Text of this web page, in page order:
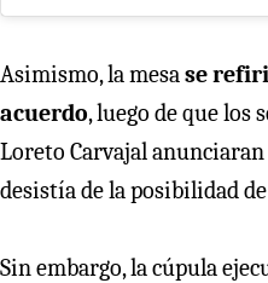
Asimismo, la mesase
acuerdo, luego de que los
Loreto Carvajal anunciaran
desistía de la posibilidad
Sin embargo, la cúpula